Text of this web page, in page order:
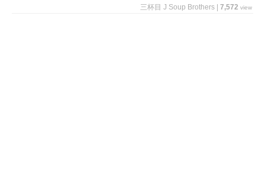
三杯目 J Soup Brothers
7,572 view